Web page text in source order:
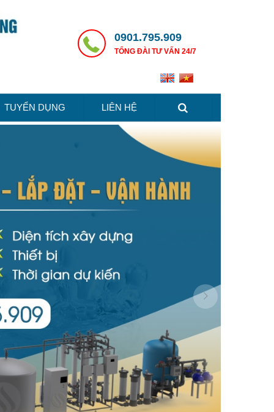
0901.795.909
TỔNG ĐÀI TƯ VẤN 24/7
TUYỂN DỤNG LIÊN HỆ